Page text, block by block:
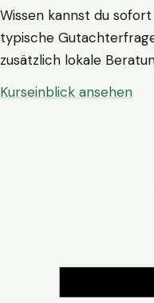
Wissen kannst du
typische
zusätzlich lokale
Kurseinblick ansehen